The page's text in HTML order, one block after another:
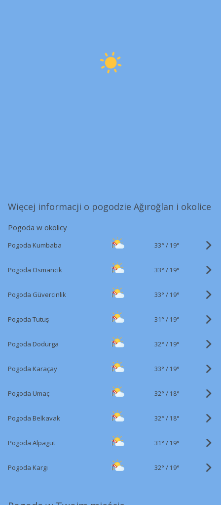
Więcej informacji o pogodzie Ağıroğlan i okolice
Pogoda w okolicy
Pogoda Kumbaba 33° / 19°
Pogoda Osmancık 33° / 19°
Pogoda Güvercinlik 33° / 19°
Pogoda Tutuş 31° / 19°
Pogoda Dodurga 32° / 19°
Pogoda Karaçay 33° / 19°
Pogoda Umaç 32° / 18°
Pogoda Belkavak 32° / 18°
Pogoda Alpagut 31° / 19°
Pogoda Kargı 32° / 19°